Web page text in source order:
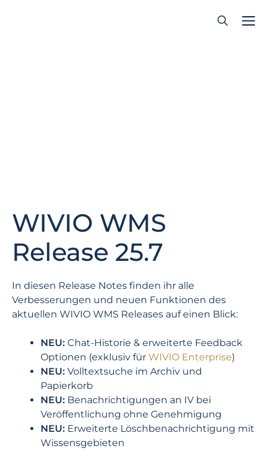
WIVIO WMS
Release 25.7
In diesen Release Notes finden ihr alle
Verbesserungen und neuen Funktionen des
aktuellen WIVIO WMS Releases auf einen Blick:
NEU: Chat-Historie & erweiterte Feedback
Optionen (exklusiv für WIVIO Enterprise)
NEU: Volltextsuche im Archiv und
Papierkorb
NEU: Benachrichtigungen an IV bei
Veröffentlichung ohne Genehmigung
NEU: Erweiterte Löschbenachrichtigung mit
Wissensgebieten